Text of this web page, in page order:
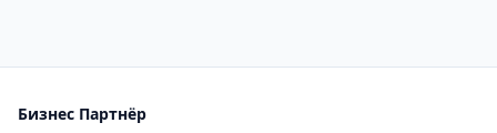
Бизнес Партнёр